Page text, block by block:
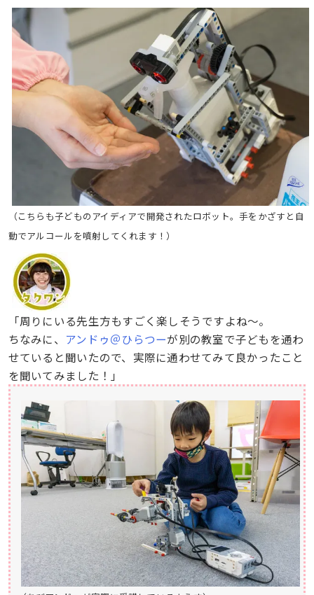
（こちらも子どものアイディアで開発されたロボット。手をかざすと自
動でアルコールを噴射してくれます！）
「周りにいる先生方もすごく楽しそうですよね〜。
ちなみに、 アンドゥ＠ひらつーが別の教室で子どもを通わ
せていると聞いたので、実際に通わせてみて良かったこと
を聞いてみました！」